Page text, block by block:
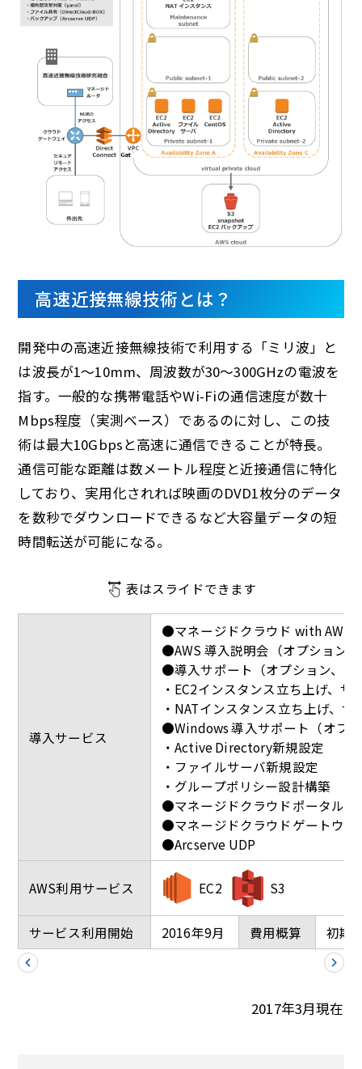
高速近接無線技術とは？
開発中の高速近接無線技術で利用する「ミリ波」と
は波長が1～10mm、周波数が30～300GHzの電波を
指す。一般的な携帯電話やWi-Fiの通信速度が数十
Mbps程度（実測ベース）であるのに対し、この技
術は最大10Gbpsと高速に通信できることが特長。
通信可能な距離は数メートル程度と近接通信に特化
しており、実用化されれば映画のDVD1枚分のデータ
を数秒でダウンロードできるなど大容量データの短
時間転送が可能になる。
表はスライドできます
導入サービス
●マネージドクラウド with AWS
●AWS 導入説明会（オプション）
●導入サポート（オプション、内
・EC2インスタンス立ち上げ、
・NATインスタンス立ち上げ、
●Windows 導入サポート（オプ
・Active Directory新規設定
・ファイルサーバ新規設定
・グループポリシー設計構築
●マネージドクラウドポータル
●マネージドクラウドゲートウ
●Arcserve UDP
AWS利用サービス EC2 S3
サービス利用開始 2016年9月 費用概算 初期
2017年3月現在